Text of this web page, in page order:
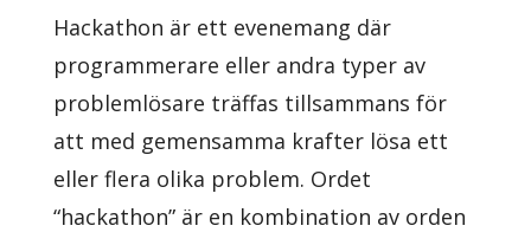
Hackathon är ett evenemang där
programmerare eller andra typer av
problemlösare träffas tillsammans för
att med gemensamma krafter lösa ett
eller flera olika problem. Ordet
“hackathon” är en kombination av orden